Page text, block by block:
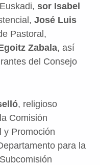
sor Isabel
José Luis
Pastoral,
Zabala, así
del Consejo
, religioso
Comisión
y Promoción
para la